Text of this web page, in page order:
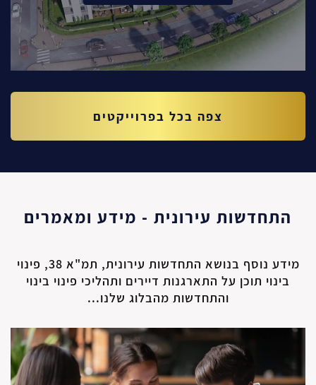
צפה בכל בפרוייקטים
התחדשות עירונית - מידע ומאמרים
מידע נוסף בנושא התחדשות עירונית, תמ"א 38, פינוי
בינוי תוכן על התארגנות דיירים ותהליכי פינוי בינוי
והתחדשות מהבלוג שלנו...